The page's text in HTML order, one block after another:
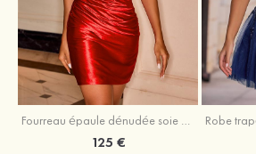
Fourreau épaule dénudée soie comme du satin courte/mini robe de fête de la rentrée
125 €